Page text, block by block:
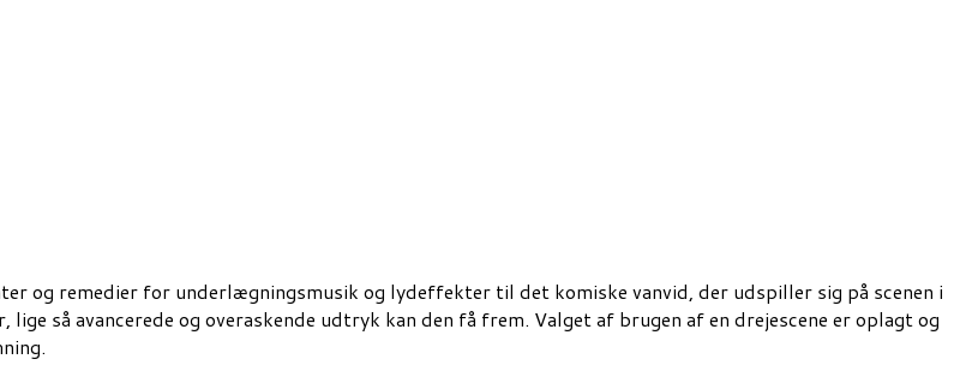
og remedier for underlægningsmusik og lydeffekter til det komiske vanvid, der udspiller sig på scenen i
så avancerede og overaskende udtryk kan den få frem. Valget af brugen af en drejescene er oplagt og